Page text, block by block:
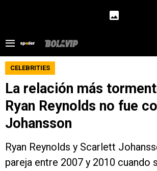
CELEBRITIES
La relación más
Ryan Reynolds no fue
Johansson
Ryan Reynolds y Scarlett
pareja entre 2007 y 2010 cuando